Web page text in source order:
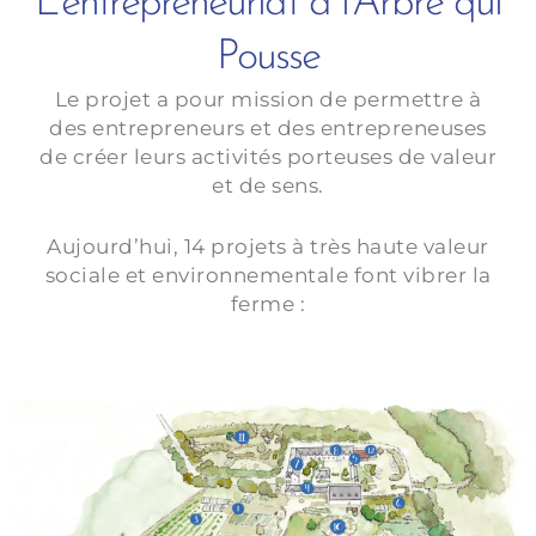
Pousse
Le projet a pour mission de permettre à
des entrepreneurs et des entrepreneuses
de créer leurs activités porteuses de valeur
et de sens.
Aujourd’hui, 14 projets à très haute valeur
sociale et environnementale font vibrer la
ferme :